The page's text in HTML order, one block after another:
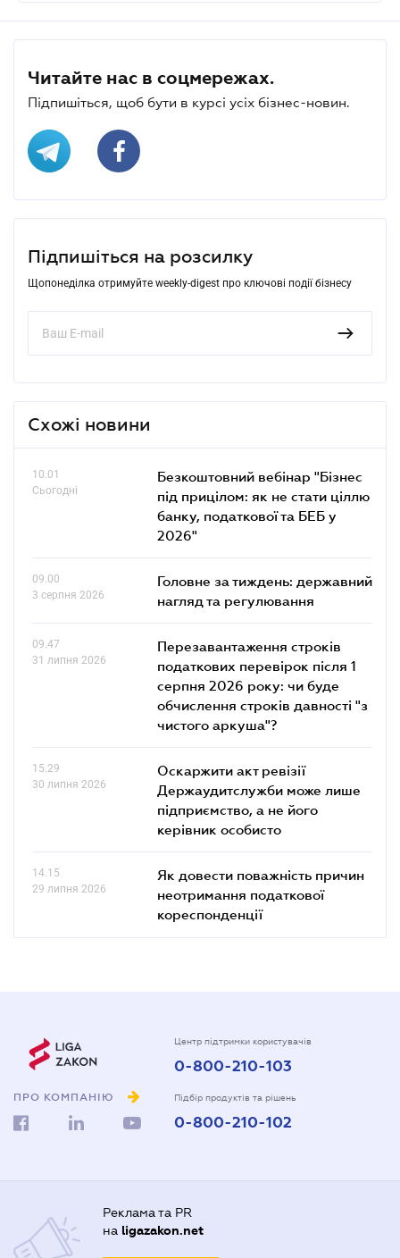
Читайте нас в соцмережах.
Підпишіться, щоб бути в курсі усіх бізнес-новин.
Підпишіться на розсилку
Щопонеділка отримуйте weekly-digest про ключові події бізнесу
Схожі новини
10.01
Сьогодні
Безкоштовний вебінар "Бізнес
під прицілом: як не стати ціллю
банку, податкової та БЕБ у
2026"
09.00
3 серпня 2026
Головне за тиждень: державний
нагляд та регулювання
09.47
31 липня 2026
Перезавантаження строків
податкових перевірок після 1
серпня 2026 року: чи буде
обчислення строків давності "з
чистого аркуша"?
15.29
30 липня 2026
Оскаржити акт ревізії
Держаудитслужби може лише
підприємство, а не його
керівник особисто
14.15
29 липня 2026
Як довести поважність причин
неотримання податкової
кореспонденції
ПРО КОМПАНІЮ
Центр підтримки користувачів
0-800-210-103
Підбір продуктів та рішень
0-800-210-102
Реклама та PR
на ligazakon.net